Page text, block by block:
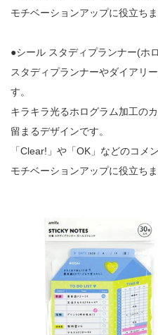
モチベーションアップに役立ちま
●シール スタディプランナー(ホ
スタディプランナーやダイアリ
す。
キラキラ光るホログラム加工の
留まるデザインです。
「Clear!」や「OK」などのコメ
モチベーションアップに役立ちま